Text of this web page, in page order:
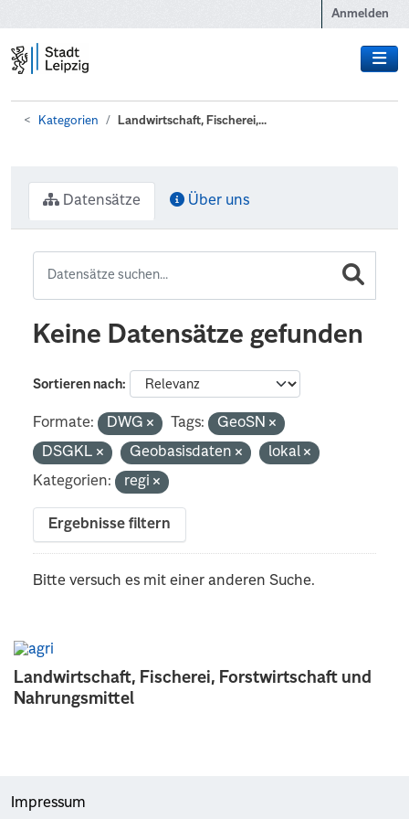
Anmelden
Kategorien Landwirtschaft, Fischerei,...
Landwirtschaft, Fischerei, Forstwirtschaft und
Nahrungsmittel
Datensätze Über uns
Keine Datensätze gefunden
Sortieren nach
Formate: DWG Tags:
GeoSN
DSGKL
Geobasisdaten
lokal
Kategorien:
regi
Ergebnisse filtern
Bitte versuch es mit einer anderen Suche.
Impressum